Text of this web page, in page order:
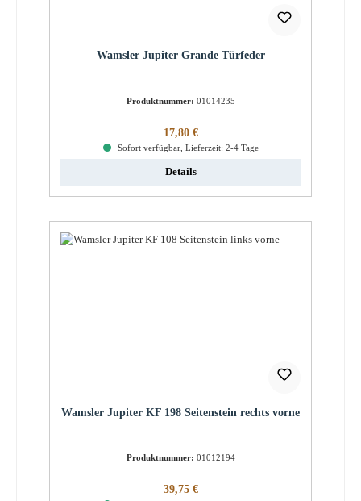
Wamsler Jupiter Grande Türfeder
Produktnummer: 01014235
Regulärer Preis:
17,80 €
Sofort verfügbar, Lieferzeit: 2-4 Tage
Details
Wamsler Jupiter KF 198 Seitenstein rechts vorne
Produktnummer: 01012194
Regulärer Preis:
39,75 €